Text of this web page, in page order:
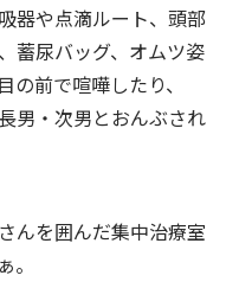
器や点滴ルート、頭部
蓄尿バッグ、オムツ姿
前で喧嘩したり、
男・次男とおんぶされ
んを囲んだ集中治療室